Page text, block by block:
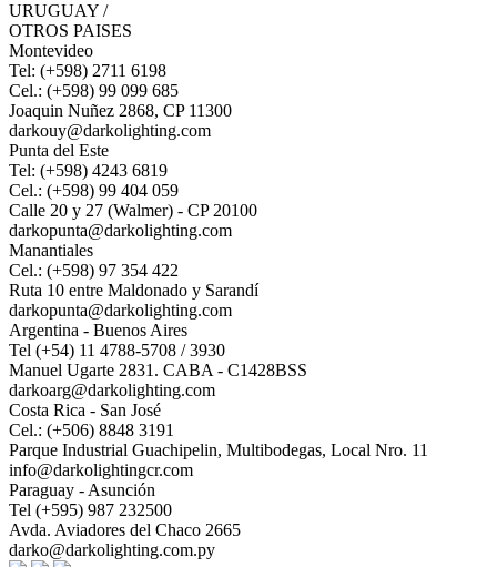
URUGUAY /
OTROS PAISES
Montevideo
Tel: (+598) 2711 6198
Cel.: (+598) 99 099 685
Joaquin Nuñez 2868, CP 11300
darkouy@darkolighting.com
Punta del Este
Tel: (+598) 4243 6819
Cel.: (+598) 99 404 059
Calle 20 y 27 (Walmer) - CP 20100
darkopunta@darkolighting.com
Manantiales
Cel.: (+598) 97 354 422
Ruta 10 entre Maldonado y Sarandí
darkopunta@darkolighting.com
Argentina - Buenos Aires
Tel (+54) 11 4788-5708 / 3930
Manuel Ugarte 2831. CABA - C1428BSS
darkoarg@darkolighting.com
Costa Rica - San José
Cel.: (+506) 8848 3191
Parque Industrial Guachipelin, Multibodegas, Local Nro. 11
info@darkolightingcr.com
Paraguay - Asunción
Tel (+595) 987 232500
Avda. Aviadores del Chaco 2665
darko@darkolighting.com.py